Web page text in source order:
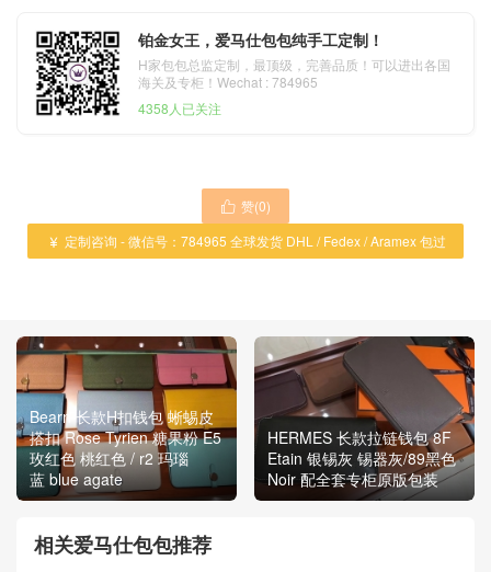
铂金女王，爱马仕包包纯手工定制！
H家包包总监定制，最顶级，完善品质！可以进出各国
海关及专柜！Wechat : 784965
4358人已关注
 赞(0)
 定制咨询 - 微信号：784965 全球发货 DHL / Fedex / Aramex 包过
Bearn 长款H扣钱包 蜥蜴皮
搭扣 Rose Tyrien 糖果粉 E5
玫红色 桃红色 / r2 玛瑙
蓝 blue agate
HERMES 长款拉链钱包 8F
Etain 银锡灰 锡器灰/89黑色
Noir 配全套专柜原版包装
相关爱马仕包包推荐